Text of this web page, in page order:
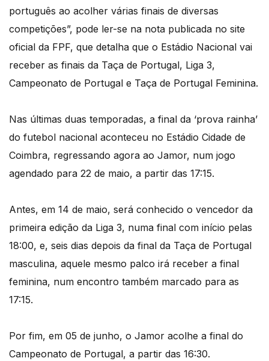
português ao acolher várias finais de diversas
competições”, pode ler-se na nota publicada no site
oficial da FPF, que detalha que o Estádio Nacional vai
receber as finais da Taça de Portugal, Liga 3,
Campeonato de Portugal e Taça de Portugal Feminina.
Nas últimas duas temporadas, a final da ‘prova rainha’
do futebol nacional aconteceu no Estádio Cidade de
Coimbra, regressando agora ao Jamor, num jogo
agendado para 22 de maio, a partir das 17:15.
Antes, em 14 de maio, será conhecido o vencedor da
primeira edição da Liga 3, numa final com início pelas
18:00, e, seis dias depois da final da Taça de Portugal
masculina, aquele mesmo palco irá receber a final
feminina, num encontro também marcado para as
17:15.
Por fim, em 05 de junho, o Jamor acolhe a final do
Campeonato de Portugal, a partir das 16:30.